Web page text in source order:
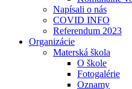
Napísali o nás
COVID INFO
Referendum 2023
Organizácie
Materská škola
O škole
Fotogalérie
Oznamy